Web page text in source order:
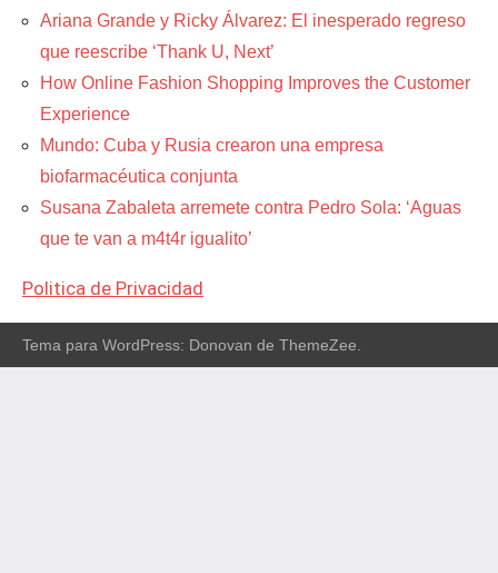
Ariana Grande y Ricky Álvarez: El inesperado regreso
que reescribe ‘Thank U, Next’
How Online Fashion Shopping Improves the Customer
Experience
Mundo: Cuba y Rusia crearon una empresa
biofarmacéutica conjunta
Susana Zabaleta arremete contra Pedro Sola: ‘Aguas
que te van a m4t4r igualito’
Politica de Privacidad
Tema para WordPress: Donovan de ThemeZee.